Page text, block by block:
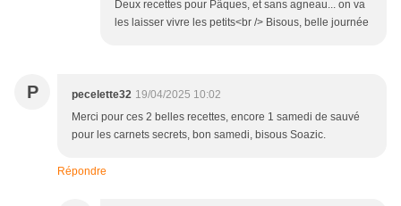
Deux recettes pour Pâques, et sans agneau... on va
les laisser vivre les petits<br /> Bisous, belle journée
P pecelette32 19/04/2025 10:02
Merci pour ces 2 belles recettes, encore 1 samedi de sauvé
pour les carnets secrets, bon samedi, bisous Soazic.
Répondre